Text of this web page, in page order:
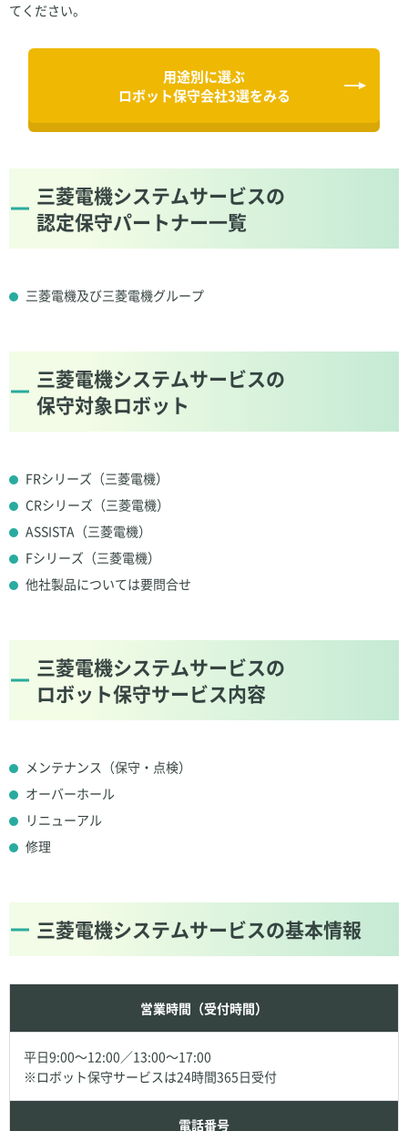
てください。
用途別に選ぶ
ロボット保守会社3選をみる
三菱電機システムサービスの
認定保守パートナー一覧
三菱電機及び三菱電機グループ
三菱電機システムサービスの
保守対象ロボット
FRシリーズ（三菱電機）
CRシリーズ（三菱電機）
ASSISTA（三菱電機）
Fシリーズ（三菱電機）
他社製品については要問合せ
三菱電機システムサービスの
ロボット保守サービス内容
メンテナンス（保守・点検）
オーバーホール
リニューアル
修理
三菱電機システムサービスの基本情報
営業時間（受付時間）
平日9:00～12:00／13:00～17:00
※ロボット保守サービスは24時間365日受付
電話番号